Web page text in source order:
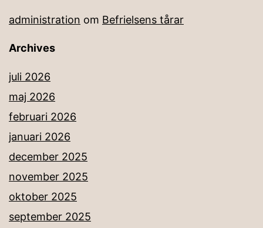
administration om Befrielsens tårar
Archives
juli 2026
maj 2026
februari 2026
januari 2026
december 2025
november 2025
oktober 2025
september 2025